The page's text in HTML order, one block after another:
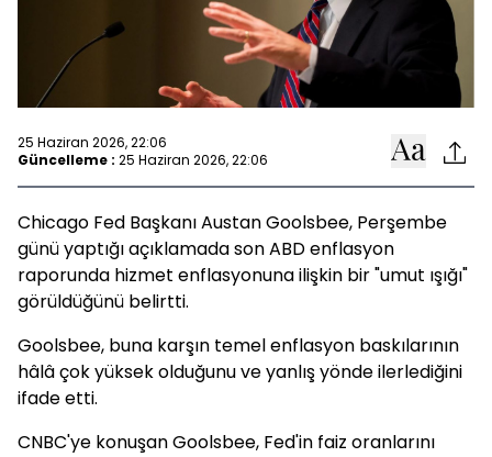
25 Haziran 2026, 22:06
Güncelleme : 25 Haziran 2026, 22:06
Chicago Fed Başkanı Austan Goolsbee, Perşembe
günü yaptığı açıklamada son ABD enflasyon
raporunda hizmet enflasyonuna ilişkin bir "umut ışığı"
görüldüğünü belirtti.
Goolsbee, buna karşın temel enflasyon baskılarının
hâlâ çok yüksek olduğunu ve yanlış yönde ilerlediğini
ifade etti.
CNBC'ye konuşan Goolsbee, Fed'in faiz oranlarını